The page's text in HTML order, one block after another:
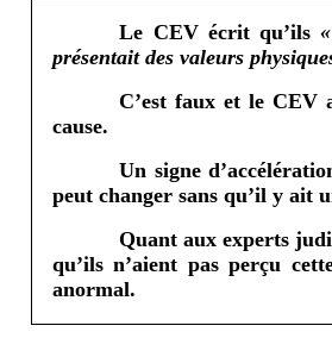
Le CEV écrit qu’ils
présentait des valeurs
C’est faux et le CEV
cause.
Un signe
peut changer sans qu’il y ait
Quant aux experts
qu’ils n’aient pas perçu
anormal.